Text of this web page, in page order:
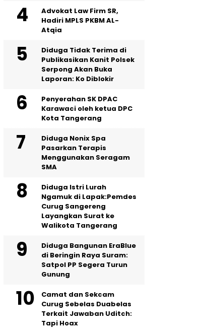
Advokat Law Firm SR,
Hadiri MPLS PKBM AL-
Atqia
Diduga Tidak Terima di
Publikasikan Kanit Polsek
Serpong Akan Buka
Laporan: Ko Diblokir
Penyerahan SK DPAC
Karawaci oleh ketua DPC
Kota Tangerang
‎Diduga Nonix Spa
Pasarkan Terapis
Menggunakan Seragam
SMA
‎Diduga Istri Lurah
Ngamuk di Lapak:Pemdes
Curug Sangereng
Layangkan Surat ke
Walikota Tangerang
Diduga Bangunan EraBlue
di Beringin Raya Suram:
Satpol PP Segera Turun
Gunung
Camat dan Sekcam
Curug Sebelas Duabelas
Terkait Jawaban Uditch:
Tapi Hoax